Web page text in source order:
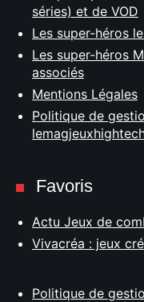
séries) et de VOD
Les super-héros
Les super-héros
associés
Mentions Légales
Politique de
Favoris
Actu Jeux de
Vivacréa : jeux
Politique de